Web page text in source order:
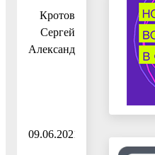
Кротов
Сергей
Александрович
09.06.2021